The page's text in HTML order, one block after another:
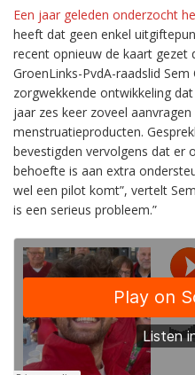
Een jaar geleden onderzocht
heeft dat geen enkel
recent opnieuw de kaart gezet
GroenLinks-PvdA-raadslid
zorgwekkende ontwikkeling
jaar zes keer zoveel
menstruatieproducten.
bevestigden vervolgens dat er
behoefte is aan extra
wel een pilot komt”, vertelt
is een serieus probleem.”